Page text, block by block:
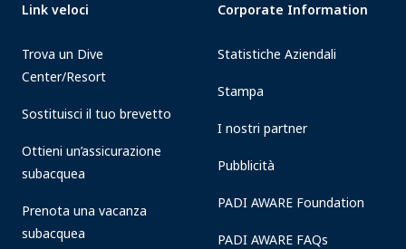
Link veloci
Trova un Dive
Center/Resort
Sostituisci il tuo brevetto
Ottieni un’assicurazione
subacquea
Prenota una vacanza
subacquea
Corporate Information
Statistiche Aziendali
Stampa
I nostri partner
Pubblicità
PADI AWARE Foundation
PADI AWARE FAQs